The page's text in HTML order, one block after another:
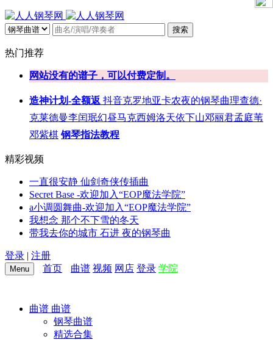
搜索
热门推荐
网站没有的谱子，可以付费定制。
造神计划-全额返 抖音克罗地亚卡农夜的钢琴曲理查德·
克莱德曼李闰珉幻昼马克西姆洛天依下山邓丽君孟庭苇
邓紫棋 钢琴指法教程
精彩视频
一直很安静 仙剑奇侠传插曲
Secret Base -欢迎加入“EOP魔法学院”
a小调圆舞曲-欢迎加入“EOP魔法学院”
我想念 那个不下雪的冬天
带我去你的城市 石进 夜的钢琴曲
登录 | 注册
Menu 首页 曲谱 视频 网店 登录 学院
曲谱 曲谱
钢琴曲谱
精选合集